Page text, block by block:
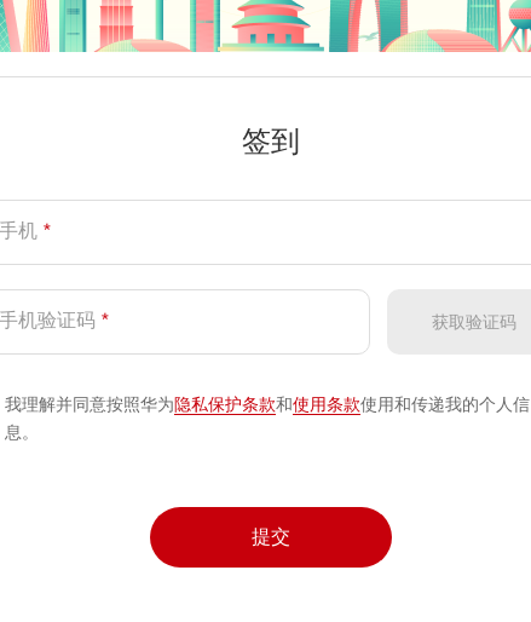
签到
手机 *
手机验证码 * 获取验证码
我理解并同意按照华为隐私保护条款和使用条款使用和传递我的个人信
息。
提交